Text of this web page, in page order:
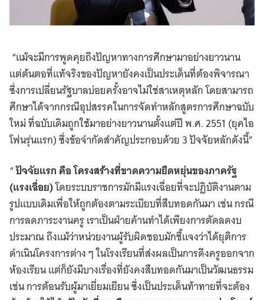
“แม้จะมีการพูดคุยถึงปัญหาทางการศึกษามาอย่างยาวนาน
แต่ต้นตอที่แท้จริงของปัญหายังคงเป็นประเด็นที่ต้องพิจารณา
ซึ่งการเปลี่ยนรัฐบาลบ่อยครั้งอาจไม่ใช่สาเหตุหลัก โดยสามารถ
ศึกษาได้จากกรณีอุปสรรคในการจัดทำหลักสูตรการศึกษาฉบับ
ใหม่ ที่ฉบับเดิมถูกใช้มาอย่างยาวนานตั้งแต่ปี พ.ศ. 2551 (ยุคไอ
โฟนรุ่นแรก) ซึ่งข้อจำกัดสำคัญประกอบด้วย 3 ปัจจัยหลักดังนี้”
“ปัจจัยแรก คือ โครงสร้างที่ขาดความยืดหยุ่นของภาครัฐ
(แรงเฉื่อย)โดยระบบราชการมักมีแรงเฉื่อยที่จะปฏิบัติงานตาม
รูปแบบเดิมเพื่อให้ถูกต้องตามระเบียบที่สืบทอดกันมา เช่น กรณี
การลดภาระงานครู เราเป็นฝ่ายค้านทำได้เพียงการตัดลดงบ
ประมาณ ถึงแม้ว่าหน่วยงานผู้รับผิดชอบมักชี้แจงว่าได้ยุติการ
ดำเนินโครงการต่าง ๆ ในโรงเรียนที่ส่งผลเป็นการดึงครูออกจาก
ห้องเรียน แต่ก็ยังมีบางเรื่องที่ยังคงสืบทอดกันมาเป็นวัฒนธรรม
เช่น การต้อนรับผู้มาเยี่ยมเยียน ซึ่งเป็นประเด็นท้าทายที่จะต้อง